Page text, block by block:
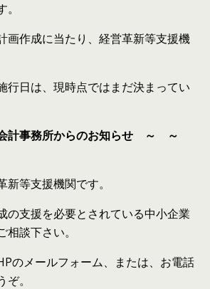
画作成に当たり、経営革新等支援機
行日は、現時点ではまだ決まってい
事務所からのお知らせ ～ ～
等支援機関です。
の支援を必要とされている中小企業
談下さい。
のメールフォーム、または、お電話
。